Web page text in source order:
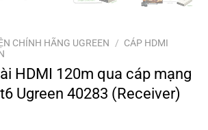
CHÍNH HÃNG UGREEN / CÁP HDMI
HDMI 120m qua cáp mạng
Ugreen 40283 (Receiver)